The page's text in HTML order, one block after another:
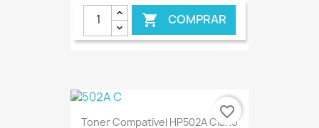
 COMPRAR
€ ONLINE
Toner Compatível HP502A Ciano
favorite_border